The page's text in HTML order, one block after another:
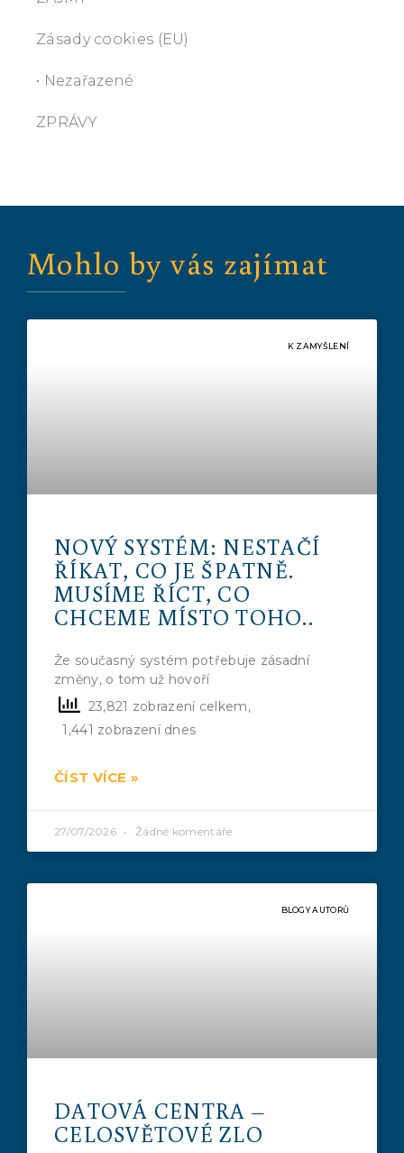
Zásady cookies (EU)
• Nezařazené
ZPRÁVY
Mohlo by vás zajímat
K ZAMYŠLENÍ
NOVÝ SYSTÉM: NESTAČÍ
ŘÍKAT, CO JE ŠPATNĚ.
MUSÍME ŘÍCT, CO
CHCEME MÍSTO TOHO..
Že současný systém potřebuje zásadní
změny, o tom už hovoří
23,821 zobrazení celkem,
1,441 zobrazení dnes
ČÍST VÍCE »
27/07/2026 Žádné komentáře
BLOGY AUTORŮ
DATOVÁ CENTRA –
CELOSVĚTOVÉ ZLO